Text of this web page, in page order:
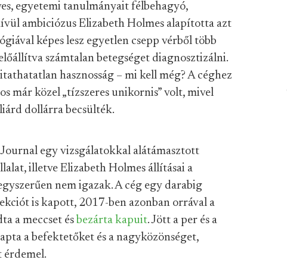
egyetemi tanulmányait félbehagyó,
ambiciózus Elizabeth Holmes alapította azt
képes lesz egyetlen csepp vérből több
számtalan betegséget diagnosztizálni.
hasznosság – mi kell még? A céghez
már közel „tízszeres unikornis” volt, mivel
dollárra becsülték.
egy vizsgálatokkal alátámasztott
illetve Elizabeth Holmes állításai a
nem igazak. A cég egy darabig
is kapott, 2017-ben azonban orrával a
a meccset ésbezárta kapuit. Jött a per és a
a befektetőket és a nagyközönséget,
érdemel.